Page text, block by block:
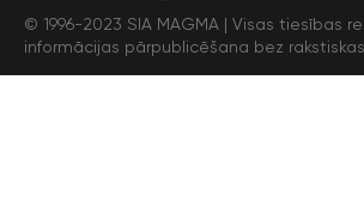
© 1996-2023 SIA MAGMA | Visas tiesības
informācijas pārpublicēšana bez